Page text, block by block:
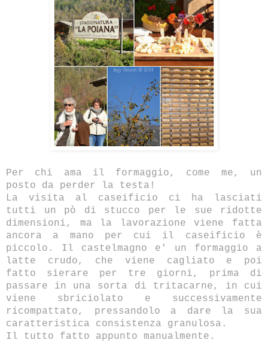
Per chi ama il formaggio, come me, un
posto da perder la testa!
La visita al caseificio ci ha lasciati
tutti un pò di stucco per le sue ridotte
dimensioni, ma la lavorazione viene fatta
ancora a mano per cui il caseificio è
piccolo. Il castelmagno e' un formaggio a
latte crudo, che viene cagliato e poi
fatto sierare per tre giorni, prima di
passare in una sorta di tritacarne, in cui
viene sbriciolato e successivamente
ricompattato, pressandolo a dare la sua
caratteristica consistenza granulosa.
Il tutto fatto appunto manualmente.